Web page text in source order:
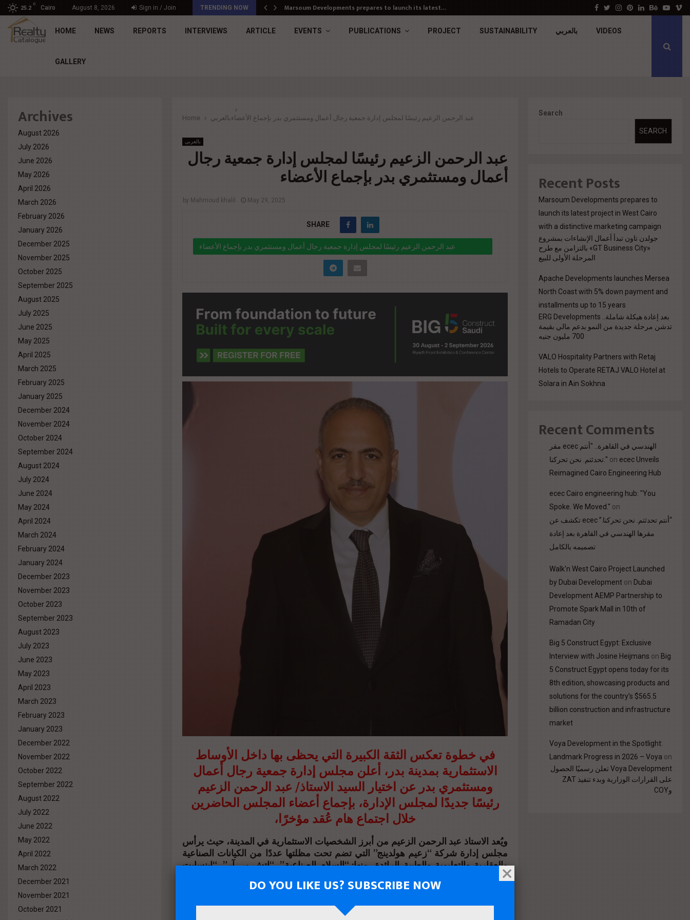
25.2
C
Cairo August 8, 2026 Sign in / Join TRENDING NOW د. محمد راشد: Market Dynamics أصبحت المعيار… Marsoum Developments prepares to launch its latest… جولدن تاون تبدأ أعمال الإنشاءات بمشروع «GT… Facebook
Twitter
Instagram
Pinterest
LinkedinBehance
HOME NEWS REPORTS INTERVIEWS ARTICLE EVENTS PUBLICATIONS PROJECT SUSTAINABILITY بالعربي VIDEOS
GALLERY
Home بالعربي عبد الرحمن الزعيم رئيسًا لمجلس إدارة جمعية رجال أعمال ومستثمري بدر بإجماع الأعضاء
بالعربي
عبد الرحمن الزعيم رئيسًا لمجلس إدارة جمعية رجال
أعمال ومستثمري بدر بإجماع الأعضاء
by Mahmoud khalil May 29, 2025
SHARE
عبد الرحمن الزعيم رئيسًا لمجلس إدارة جمعية رجال أعمال ومستثمري بدر بإجماع الأعضاء
" data-link="https://realty-eg.net/%d8%b9%d8%a8%d8%af-
%d8%b1%d8%a6%d9%8a%d8%b3%d9%8b%d8%a7-
%d9%84%d9%85%d8%ac%d9%84%d8%b3-%d8%a5%d8%af%d8%a7%d8%b1%d8%a9-
%d8%ac/" href="#">
في خطوة تعكس الثقة الكبيرة التي يحظى بها داخل الأوساط
الاستثمارية بمدينة بدر، أعلن مجلس إدارة جمعية رجال أعمال
ومستثمري بدر عن اختيار السيد الاستاذ/ عبد الرحمن الزعيم
رئيسًا جديدًا لمجلس الإدارة، بإجماع أعضاء المجلس الحاضرين
خلال اجتماع هام عُقد مؤخرًا،
ويُعد الاستاذ عبد الرحمن الزعيم من أبرز الشخصيات الاستثمارية في المدينة، حيث يرأس
مجلس إدارة شركة “زعيم هولدينج” التي تضم تحت مظلتها عددًا من الكيانات الصناعية
والعقارية والتعليمية والطبية الرائدة، منها: “السلام الصناعية”، “إتش بي آر”، “إينسايت
لتكنولوجيا التعليم وإدارة الجامعات”، “بشاير بدر للاستثمار”، “الغصون”، “إتش دي جي”،
“هونوريد”، و”لورا”، إلى جانب شركات أخرى تسهم في دفع عجلة التنمية داخل المدينة.
ويحمل الزعيم سجلًا حافلًا في العمل العام، إذ شغل سابقًا منصب نائب رئيس مجلس
Archives
August 2026
July 2026
June 2026
May 2026
April 2026
March 2026
February 2026
January 2026
December 2025
November 2025
October 2025
September 2025
August 2025
July 2025
June 2025
May 2025
April 2025
March 2025
February 2025
January 2025
December 2024
November 2024
October 2024
September 2024
August 2024
July 2024
June 2024
May 2024
April 2024
March 2024
February 2024
January 2024
December 2023
November 2023
October 2023
September 2023
August 2023
July 2023
June 2023
May 2023
April 2023
March 2023
February 2023
January 2023
December 2022
November 2022
October 2022
September 2022
August 2022
July 2022
June 2022
May 2022
April 2022
March 2022
December 2021
November 2021
October 2021
Search
SEARCH
Recent Posts
Marsoum Developments prepares to
launch its latest project in West Cairo
with a distinctive marketing campaign
جولدن تاون تبدأ أعمال الإنشاءات بمشروع
«GT Business City» بالتزامن مع طرح
المرحلة الأولى للبيع
Apache Developments launches Mersea
North Coast with 5% down payment and
installments up to 15 years
بعد إعادة هيكلة شاملة.. ERG Developments
تدشن مرحلة جديدة من النمو بدعم مالي بقيمة
700 مليون جنيه
VALO Hospitality Partners with Retaj
Hotels to Operate RETAJ VALO Hotel at
Solara in Ain Sokhna
Recent Comments
مقر ecec الهندسي في القاهرة.. "أنتم
تحدثتم. نحن تحركنا." on ecec Unveils
Reimagined Cairo Engineering Hub
ecec Cairo engineering hub: "You
Spoke. We Moved." on
“أنتم تحدثتم. نحن تحركنا.” ecec تكشف عن
مقرها الهندسي في القاهرة بعد إعادة
تصميمه بالكامل
Walk'n West Cairo Project Launched
by Dubai Development on Dubai
Development AEMP Partnership to
Promote Spark Mall in 10th of
Ramadan City
Big 5 Construct Egypt: Exclusive
Interview with Josine Heijmans on Big
5 Construct Egypt opens today for its
8th edition, showcasing products and
solutions for the country’s $565.5
billion construction and infrastructure
market
Voya Development in the Spotlight:
Landmark Progress in 2026 – Voya on
Voya Development تعلن رسميًا الحصول
على القرارات الوزارية وبدء تنفيذ ZAT
وCOY
DO YOU LIKE US? SUBSCRIBE NOW